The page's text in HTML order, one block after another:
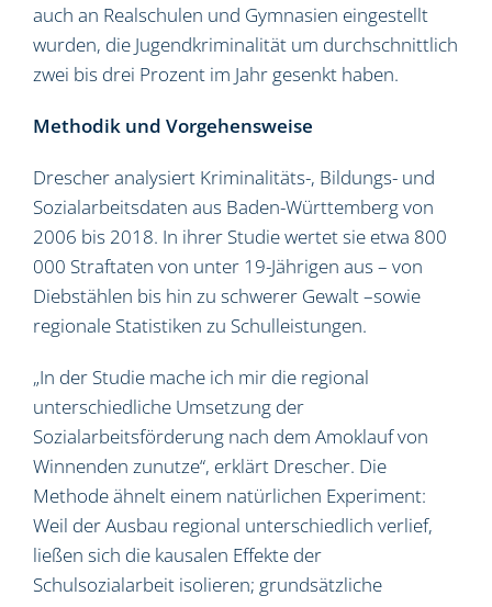
auch an Realschulen und Gymnasien eingestellt
wurden, die Jugendkriminalität um durchschnittlich
zwei bis drei Prozent im Jahr gesenkt haben.
Methodik und Vorgehensweise
Drescher analysiert Kriminalitäts-, Bildungs- und
Sozialarbeitsdaten aus Baden-Württemberg von
2006 bis 2018. In ihrer Studie wertet sie etwa 800
000 Straftaten von unter 19-Jährigen aus – von
Diebstählen bis hin zu schwerer Gewalt –sowie
regionale Statistiken zu Schulleistungen.
„In der Studie mache ich mir die regional
unterschiedliche Umsetzung der
Sozialarbeitsförderung nach dem Amoklauf von
Winnenden zunutze“, erklärt Drescher. Die
Methode ähnelt einem natürlichen Experiment:
Weil der Ausbau regional unterschiedlich verlief,
ließen sich die kausalen Effekte der
Schulsozialarbeit isolieren; grundsätzliche